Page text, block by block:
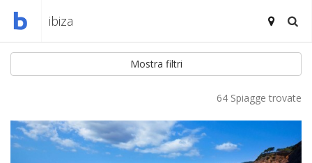
Mostra filtri
64 Spiagge trovate